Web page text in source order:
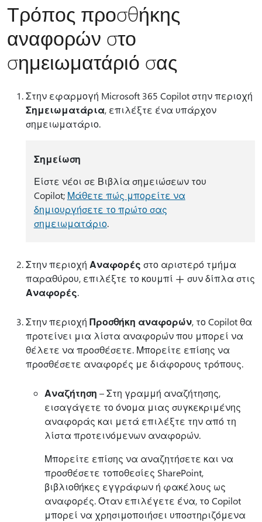
Τρόπος προσθήκης
αναφορών στο
σημειωματάριό σας
Στην εφαρμογή Microsoft 365 Copilot στην περιοχή
Σημειωματάρια, επιλέξτε ένα υπάρχον
σημειωματάριο.
Σημείωση
Είστε νέοι σε Βιβλία σημειώσεων του
Copilot; Μάθετε πώς μπορείτε να
δημιουργήσετε το πρώτο σας
σημειωματάριο.
Στην περιοχή Αναφορές στο αριστερό τμήμα
παραθύρου, επιλέξτε το κουμπί
συν δίπλα στις
Αναφορές.
Στην περιοχή Προσθήκη αναφορών, το Copilot θα
προτείνει μια λίστα αναφορών που μπορεί να
θέλετε να προσθέσετε. Μπορείτε επίσης να
προσθέσετε αναφορές με διάφορους τρόπους.
Αναζήτηση – Στη γραμμή αναζήτησης,
εισαγάγετε το όνομα μιας συγκεκριμένης
αναφοράς και μετά επιλέξτε την από τη
λίστα προτεινόμενων αναφορών.
Μπορείτε επίσης να αναζητήσετε και να
προσθέσετε τοποθεσίες SharePoint,
βιβλιοθήκες εγγράφων ή φακέλους ως
αναφορές. Όταν επιλέγετε ένα, το Copilot
μπορεί να χρησιμοποιήσει υποστηριζόμενα